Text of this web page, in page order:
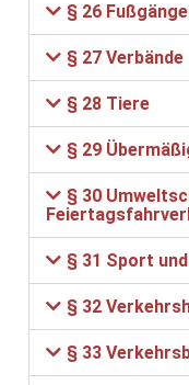
§ 26
§ 27 Verbände
§ 28 Tiere
§ 29
§ 30
§ 31 Sport
§ 32
§ 33